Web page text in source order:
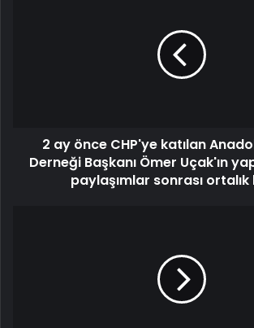
2 ay önce CHP'ye katılan
Derneği Başkanı Ömer Uçak'ın
paylaşımlar sonrası ortalık